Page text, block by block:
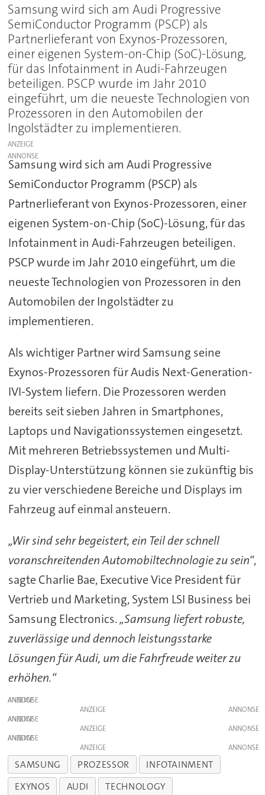
Samsung wird sich am Audi Progressive
SemiConductor Programm (PSCP) als
Partnerlieferant von Exynos-Prozessoren,
einer eigenen System-on-Chip (SoC)-Lösung,
für das Infotainment in Audi-Fahrzeugen
beteiligen. PSCP wurde im Jahr 2010
eingeführt, um die neueste Technologien von
Prozessoren in den Automobilen der
Ingolstädter zu implementieren.
ANZEIGE
Samsung wird sich am Audi Progressive
SemiConductor Programm (PSCP) als
Partnerlieferant von Exynos-Prozessoren, einer
eigenen System-on-Chip (SoC)-Lösung, für das
Infotainment in Audi-Fahrzeugen beteiligen.
PSCP wurde im Jahr 2010 eingeführt, um die
neueste Technologien von Prozessoren in den
Automobilen der Ingolstädter zu
implementieren.
Als wichtiger Partner wird Samsung seine
Exynos-Prozessoren für Audis Next-Generation-
IVI-System liefern. Die Prozessoren werden
bereits seit sieben Jahren in Smartphones,
Laptops und Navigationssystemen eingesetzt.
Mit mehreren Betriebssystemen und Multi-
Display-Unterstützung können sie zukünftig bis
zu vier verschiedene Bereiche und Displays im
Fahrzeug auf einmal ansteuern.
„Wir sind sehr begeistert, ein Teil der schnell
voranschreitenden Automobiltechnologie zu sein“,
sagte Charlie Bae, Executive Vice President für
Vertrieb und Marketing, System LSI Business bei
Samsung Electronics.„Samsung liefert robuste,
zuverlässige und dennoch leistungsstarke
Lösungen für Audi, um die Fahrfreude weiter zu
erhöhen.“
ANZEIGE
ANZEIGE
ANZEIGE
ANZEIGE
ANZEIGE
ANZEIGE
SAMSUNG PROZESSOR
INFOTAINMENT
EXYNOS
AUDI TECHNOLOGY